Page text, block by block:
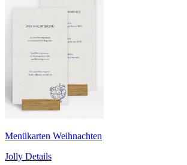
Menükarten Weihnachten
Jolly Details